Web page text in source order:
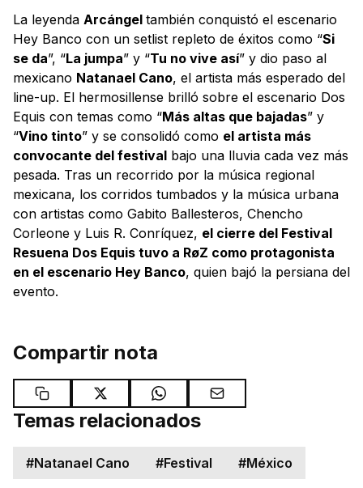
La leyenda Arcángel también conquistó el escenario
Hey Banco con un setlist repleto de éxitos como “Si
se da”, “La jumpa” y “Tu no vive así” y dio paso al
mexicano Natanael Cano, el artista más esperado del
line-up. El hermosillense brilló sobre el escenario Dos
Equis con temas como “Más altas que bajadas” y
“Vino tinto” y se consolidó como el artista más
convocante del festival bajo una lluvia cada vez más
pesada. Tras un recorrido por la música regional
mexicana, los corridos tumbados y la música urbana
con artistas como Gabito Ballesteros, Chencho
Corleone y Luis R. Conríquez, el cierre del Festival
Resuena Dos Equis tuvo a RøZ como protagonista
en el escenario Hey Banco, quien bajó la persiana del
evento.
Compartir nota
Temas relacionados
#Natanael Cano #Festival #México